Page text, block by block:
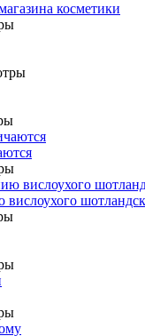
косметики